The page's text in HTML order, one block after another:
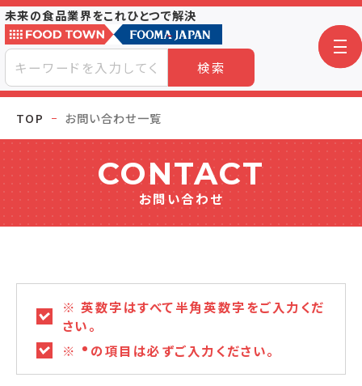
未来の食品業界をこれひとつで解決
検索
TOP お問い合わせ一覧
CONTACT
お問い合わせ
※ 英数字はすべて半角英数字をご入力くだ
さい。
※ の項目は必ずご入力ください。